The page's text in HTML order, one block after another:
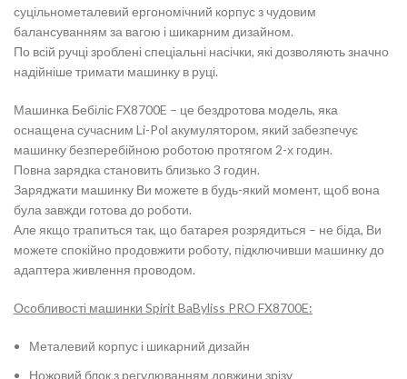
суцільнометалевий ергономічний корпус з чудовим
балансуванням за вагою і шикарним дизайном.
По всій ручці зроблені спеціальні насічки, які дозволяють значно
надійніше тримати машинку в руці.
Машинка Бебіліс FX8700E – це бездротова модель, яка
оснащена сучасним Li-Pol акумулятором, який забезпечує
машинку безперебійною роботою протягом 2-х годин.
Повна зарядка становить близько 3 годин.
Заряджати машинку Ви можете в будь-який момент, щоб вона
була завжди готова до роботи.
Але якщо трапиться так, що батарея розрядиться – не біда, Ви
можете спокійно продовжити роботу, підключивши машинку до
адаптера живлення проводом.
Особливості машинки Spirit BaByliss PRO FX8700E:
Металевий корпус і шикарний дизайн
Ножовий блок з регулюванням довжини зрізу